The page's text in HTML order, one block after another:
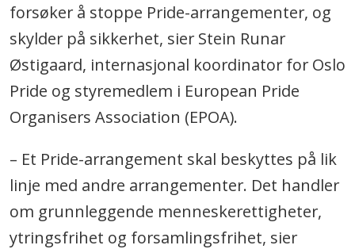
forsøker å stoppe Pride-arrangementer, og
skylder på sikkerhet, sier Stein Runar
Østigaard, internasjonal koordinator for Oslo
Pride og styremedlem i European Pride
Organisers Association (EPOA).
– Et Pride-arrangement skal beskyttes på lik
linje med andre arrangementer. Det handler
om grunnleggende menneskerettigheter,
ytringsfrihet og forsamlingsfrihet, sier